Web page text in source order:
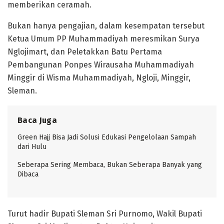
memberikan ceramah.
Bukan hanya pengajian, dalam kesempatan tersebut
Ketua Umum PP Muhammadiyah meresmikan Surya
Nglojimart, dan Peletakkan Batu Pertama
Pembangunan Ponpes Wirausaha Muhammadiyah
Minggir di Wisma Muhammadiyah, Ngloji, Minggir,
Sleman.
Baca Juga
Green Hajj Bisa Jadi Solusi Edukasi Pengelolaan Sampah
dari Hulu
Seberapa Sering Membaca, Bukan Seberapa Banyak yang
Dibaca
Turut hadir Bupati Sleman Sri Purnomo, Wakil Bupati